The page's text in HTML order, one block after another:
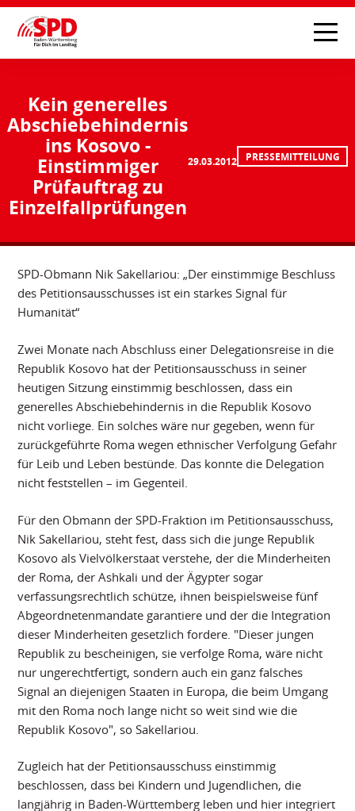
Kein generelles
Abschiebehindernis
ins Kosovo -
Einstimmiger
Prüfauftrag zu
Einzelfallprüfungen
29.03.2012 PRESSEMITTEILUNG
SPD-Obmann Nik Sakellariou: „Der einstimmige Beschluss
des Petitionsausschusses ist ein starkes Signal für
Humanität“
Zwei Monate nach Abschluss einer Delegationsreise in die
Republik Kosovo hat der Petitionsausschuss in seiner
heutigen Sitzung einstimmig beschlossen, dass ein
generelles Abschiebehindernis in die Republik Kosovo
nicht vorliege. Ein solches wäre nur gegeben, wenn für
zurückgeführte Roma wegen ethnischer Verfolgung Gefahr
für Leib und Leben bestünde. Das konnte die Delegation
nicht feststellen – im Gegenteil.
Für den Obmann der SPD-Fraktion im Petitionsausschuss,
Nik Sakellariou, steht fest, dass sich die junge Republik
Kosovo als Vielvölkerstaat verstehe, der die Minderheiten
der Roma, der Ashkali und der Ägypter sogar
verfassungsrechtlich schütze, ihnen beispielsweise fünf
Abgeordnetenmandate garantiere und der die Integration
dieser Minderheiten gesetzlich fordere. "Dieser jungen
Republik zu bescheinigen, sie verfolge Roma, wäre nicht
nur ungerechtfertigt, sondern auch ein ganz falsches
Signal an diejenigen Staaten in Europa, die beim Umgang
mit den Roma noch lange nicht so weit sind wie die
Republik Kosovo", so Sakellariou.
Zugleich hat der Petitionsausschuss einstimmig
beschlossen, dass bei Kindern und Jugendlichen, die
langjährig in Baden-Württemberg leben und hier integriert